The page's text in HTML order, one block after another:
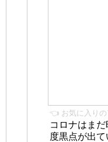
👈 お気に入りの
コロナはま
度黒点が出て